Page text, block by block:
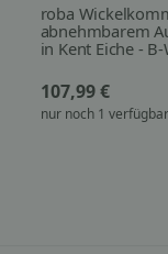
roba
abnehmbarem
in Kent Eiche -
107,99 €
nur noch 1